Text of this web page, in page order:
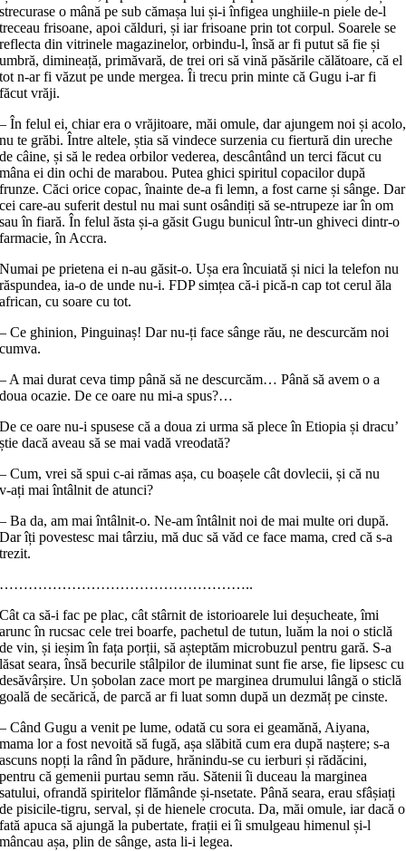
strecurase o mână pe sub cămașa lui și‑i înfigea unghiile‑n piele de‑l
treceau frisoane, apoi călduri, și iar frisoane prin tot corpul. Soarele se
reflecta din vitrinele magazinelor, orbindu‑l, însă ar fi putut să fie și
umbră, dimineață, primăvară, de trei ori să vină păsările călătoare, că el
tot n‑ar fi văzut pe unde mergea. Îi trecu prin minte că Gugu i‑ar fi
făcut vrăji.
– În felul ei, chiar era o vrăjitoare, măi omule, dar ajungem noi și acolo,
nu te grăbi. Între altele, știa să vindece surzenia cu fiertură din ureche
de câine, și să le redea orbilor vederea, descântând un terci făcut cu
mâna ei din ochi de marabou. Putea ghici spiritul copacilor după
frunze. Căci orice copac, înainte de‑a fi lemn, a fost carne și sânge. Dar
cei care‑au suferit destul nu mai sunt osândiți să se‑ntrupeze iar în om
sau în fiară. În felul ăsta și‑a găsit Gugu bunicul într‑un ghiveci dintr‑o
farmacie, în Accra.
Numai pe prietena ei n‑au găsit‑o. Ușa era încuiată și nici la telefon nu
răspundea, ia‑o de unde nu‑i. FDP simțea că‑i pică‑n cap tot cerul ăla
african, cu soare cu tot.
– Ce ghinion, Pinguinaș! Dar nu‑ți face sânge rău, ne descurcăm noi
cumva.
– A mai durat ceva timp până să ne descurcăm… Până să avem o a
doua ocazie. De ce oare nu mi‑a spus?…
De ce oare nu‑i spusese că a doua zi urma să plece în Etiopia și dracu’
știe dacă aveau să se mai vadă vreodată?
– Cum, vrei să spui c‑ai rămas așa, cu boașele cât dovlecii, și că nu
v‑ați mai întâlnit de atunci?
– Ba da, am mai întâlnit-o. Ne‑am întâlnit noi de mai multe ori după.
Dar îți povestesc mai târziu, mă duc să văd ce face mama, cred că s‑a
trezit.
……………………………………………..
Cât ca să‑i fac pe plac, cât stârnit de istorioarele lui deșucheate, îmi
arunc în rucsac cele trei boarfe, pachetul de tutun, luăm la noi o sticlă
de vin, și ieșim în fața porții, să așteptăm microbuzul pentru gară. S‑a
lăsat seara, însă becurile stâlpilor de iluminat sunt fie arse, fie lipsesc cu
desăvârșire. Un șobolan zace mort pe marginea drumului lângă o sticlă
goală de secărică, de parcă ar fi luat somn după un dezmăț pe cinste.
– Când Gugu a venit pe lume, odată cu sora ei geamănă, Aiyana,
mama lor a fost nevoită să fugă, așa slăbită cum era după naștere; s‑a
ascuns nopți la rând în pădure, hrănindu‑se cu ierburi și rădăcini,
pentru că gemenii purtau semn rău. Sătenii îi duceau la marginea
satului, ofrandă spiritelor flămânde și‑nsetate. Până seara, erau sfâșiați
de pisicile‑tigru, serval, și de hienele crocuta. Da, măi omule, iar dacă o
fată apuca să ajungă la pubertate, frații ei îi smulgeau himenul și‑l
mâncau așa, plin de sânge, asta li‑i legea.